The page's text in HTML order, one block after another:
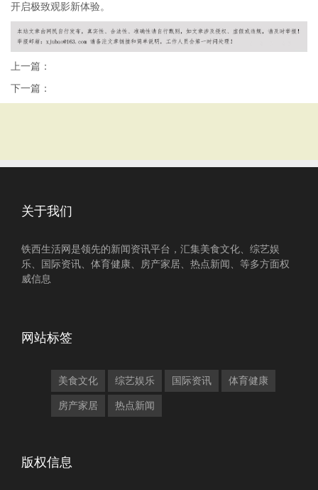
开启极致观影新体验。
上一篇：
下一篇：
关于我们
铁西生活网是领先的新闻资讯平台，汇集美食文化、综艺娱
乐、国际资讯、体育健康、房产家居、热点新闻、等多方面权
威信息
网站标签
美食文化 综艺娱乐 国际资讯 体育健康
房产家居 热点新闻
版权信息